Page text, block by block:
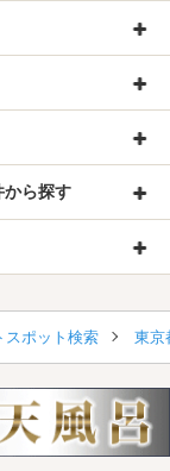
から探す
スポット検索 東京